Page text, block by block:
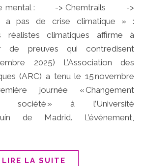
mental : -> Chemtrails ->
a pas de crise climatique » :
réalistes climatiques affirme à
de preuves qui contredisent
2025) L’Association des
(ARC) a tenu le 15 novembre
journée « Changement
société » à l’Université
de Madrid. L’événement,
LIRE LA SUITE